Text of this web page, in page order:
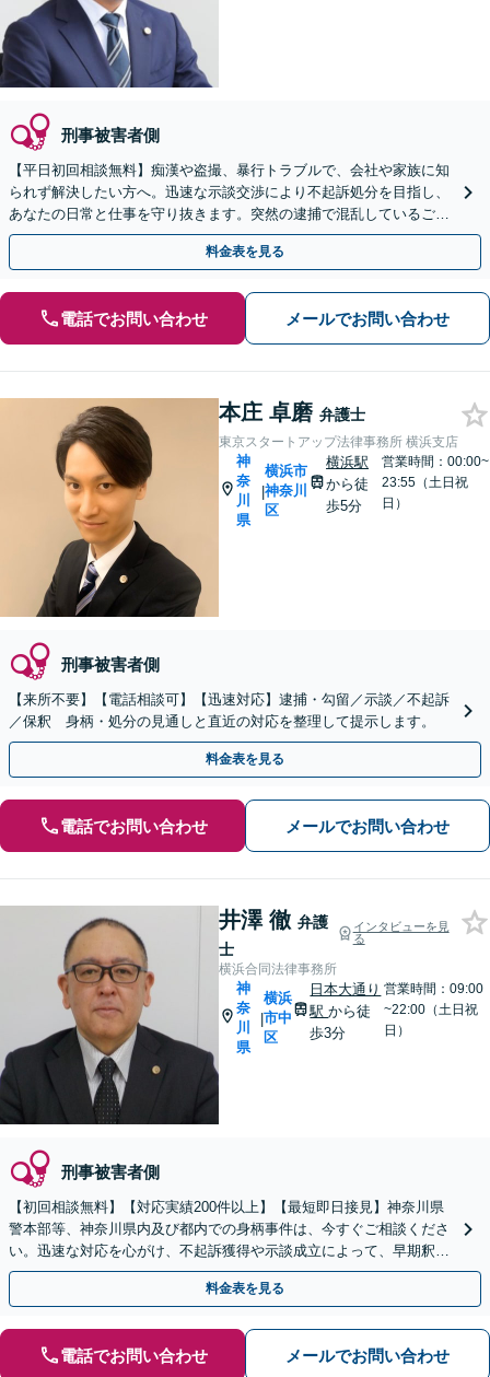
刑事被害者側
【平日初回相談無料】痴漢や盗撮、暴行トラブルで、会社や家族に知
られず解決したい方へ。迅速な示談交渉により不起訴処分を目指し、
あなたの日常と仕事を守り抜きます。突然の逮捕で混乱しているご家
族からのご相談も対応可能です。
料金表を見る
電話でお問い合わせ メールでお問い合わせ
本庄 卓磨 弁護士
東京スタートアップ法律事務所 横浜支店
神
奈
川
県
|
横浜市
神奈川
区
横浜駅
から徒
歩5分
営業時間：00:00~
23:55（土日祝
日）
刑事被害者側
【来所不要】【電話相談可】【迅速対応】逮捕・勾留／示談／不起訴
／保釈 身柄・処分の見通しと直近の対応を整理して提示します。
料金表を見る
電話でお問い合わせ メールでお問い合わせ
井澤 徹 弁護
士
インタビューを見
る
横浜合同法律事務所
神
奈
川
県
|
横浜
市中
区
日本大通り
駅から徒
歩3分
営業時間：09:00
~22:00（土日祝
日）
刑事被害者側
【初回相談無料】【対応実績200件以上】【最短即日接見】神奈川県
警本部等、神奈川県内及び都内での身柄事件は、今すぐご相談くださ
い。迅速な対応を心がけ、不起訴獲得や示談成立によって、早期釈放
を目指します【休日夜間も対応】【日本大通り駅3分】
料金表を見る
電話でお問い合わせ メールでお問い合わせ